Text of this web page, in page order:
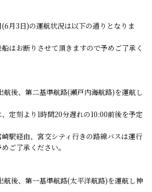
月3日)の運航状況は以下の通りとなりま
はお断りさせて頂きますので予めご了承く
航後、第二基準航路(瀬戸内海航路)を運航し
定刻より1時間20分遅れの10:00前後を予定
駅経由、宮交シティ行きの路線バスは運行
ご了承ください。
航後、第一基準航路(太平洋航路)を運航し神